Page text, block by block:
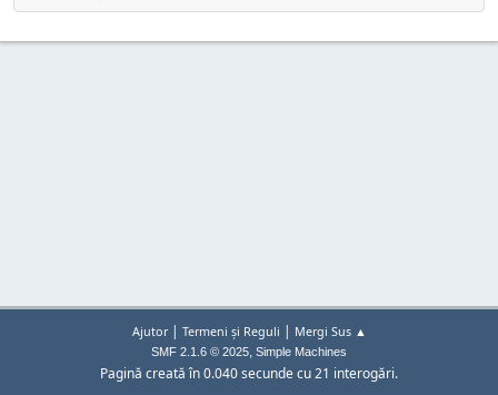
Ajutor| Termeni și Reguli | Mergi Sus ▲
SMF 2.1.6 © 2025, Simple Machines
Pagină creată în 0.040 secunde cu 21 interogări.